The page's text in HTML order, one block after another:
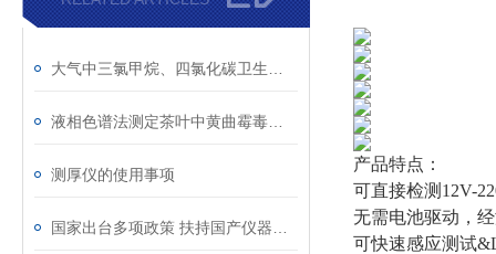
测厚仪的使用事项
产品特点：
可直接检测12V-
无需电池驱动，
可快速感应测试